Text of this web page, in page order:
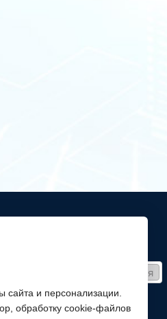
полезные статьи!
Подписаться
обработку персональных данных
и персонализации.
обработку cookie-файлов